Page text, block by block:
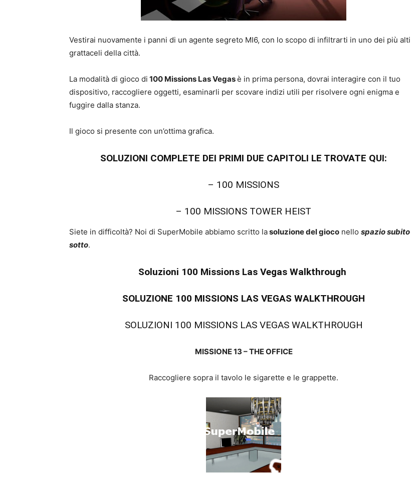
Vestirai nuovamente i panni di un agente segreto MI6, con lo scopo di infiltrarti in uno dei più alti
grattaceli della città.
La modalità di gioco di 100 Missions Las Vegasè in prima persona, dovrai interagire con il tuo
dispositivo, raccogliere oggetti, esaminarli per scovare indizi utili per risolvere ogni enigma e
fuggire dalla stanza.
Il gioco si presente con un’ottima grafica.
SOLUZIONI COMPLETE DEI PRIMI DUE CAPITOLI LE TROVATE QUI:
– 100 MISSIONS
– 100 MISSIONS TOWER HEIST
Siete in difficoltà? Noi di SuperMobile abbiamo scritto lasoluzione del gioco nello spazio subito
sotto.
Soluzioni 100 Missions Las Vegas Walkthrough
SOLUZIONE 100 MISSIONS LAS VEGAS WALKTHROUGH
SOLUZIONI 100 MISSIONS LAS VEGAS WALKTHROUGH
MISSIONE 13 – THE OFFICE
Raccogliere sopra il tavolo le sigarette e le grappette.